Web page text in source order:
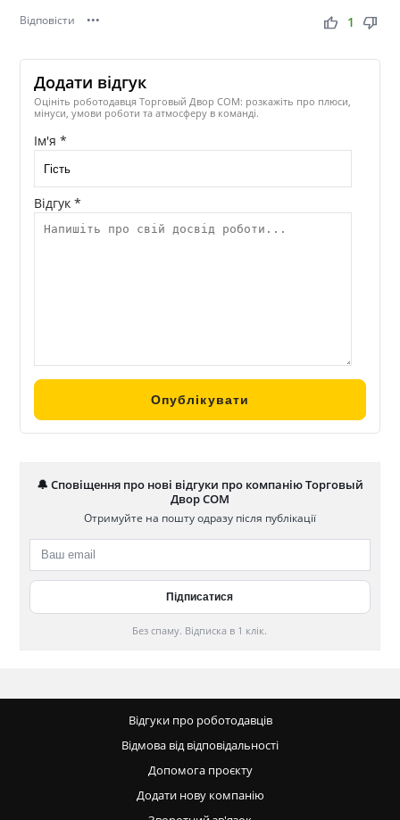
Відповісти ••• thumb_up thumb_down
1
Додати відгук
Оцініть роботодавця Торговый Двор СОМ: розкажіть про плюси,
мінуси, умови роботи та атмосферу в команді.
Ім'я *
Відгук *
🔔 Сповіщення про нові відгуки про компанію Торговый
Двор СОМ
Отримуйте на пошту одразу після публікації
Без спаму. Відписка в 1 клік.
Відгуки про роботодавців
Відмова від відповідальності
Допомога проєкту
Додати нову компанію